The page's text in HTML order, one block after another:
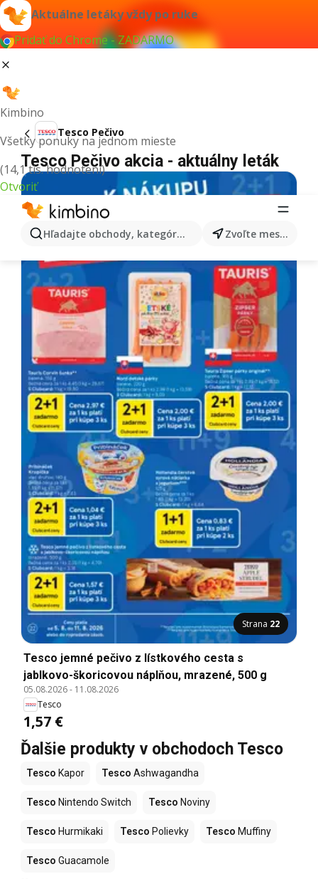
Aktuálne letáky vždy po ruke
Pridať do Chrome - ZADARMO
Kimbino
Všetky ponuky na jednom mieste
(14,1 tis. hodnotení)
Otvoriť
Hľadajte obchody, kategórie, produkty... Zvoľte mesto
Tesco Pečivo
Tesco Pečivo akcia - aktuálny leták
Strana 22
Tesco jemné pečivo z lístkového cesta s
jablkovo-škoricovou náplňou, mrazené, 500 g
05.08.2026- 11.08.2026
Tesco
1,57 €
Ďalšie produkty v obchodoch Tesco
Tesco Kapor Tesco Ashwagandha
Tesco Nintendo Switch Tesco Noviny
Tesco Hurmikaki Tesco Polievky Tesco Muffiny
Tesco Guacamole